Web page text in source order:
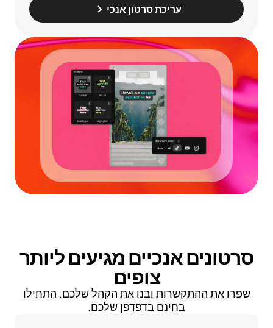
עריכת סרטון אנכי
סרטונים אנכיים מגיעים ליותר
צופים
שפרו את ההתקשרות ובנו את הקהל שלכם. התחילו
בחינם בדפדפן שלכם.